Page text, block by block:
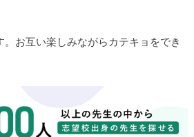
お互い楽しみながらカテキョをでき